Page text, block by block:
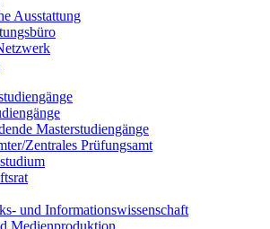
Ausstattung
Masterstudiengänge
Zentrales Prüfungsamt
und Informationswissenschaft
Medienproduktion